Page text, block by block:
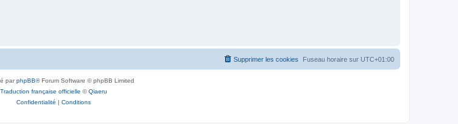
Fuseau horaire sur UTC+01:00
Supprimer les cookies
parphpBB® Forum Software © phpBB Limited
Traduction française officielle ©Qiaeru
Confidentialité | Conditions